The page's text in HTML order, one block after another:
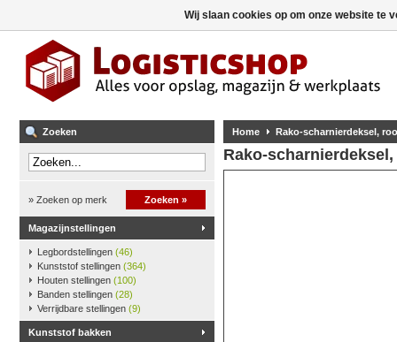
Zoeken
» Zoeken op merk Zoeken »
Magazijnstellingen
Legbordstellingen (46)
Kunststof stellingen (364)
Houten stellingen (100)
Banden stellingen (28)
Verrijdbare stellingen (9)
Kunststof bakken
Home Rako-scharnierdeksel,
Rako-
Wij slaan cookies op om onze website te